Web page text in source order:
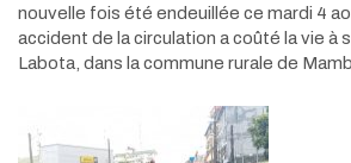
nouvelle fois été endeuillée ce mardi 4
accident de la circulation a coûté la vie à
Labota, dans la commune rurale de